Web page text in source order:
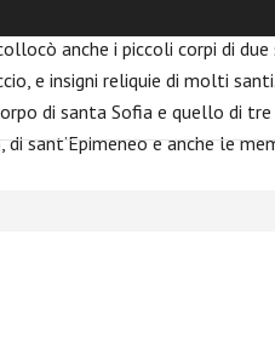
anche i piccoli corpi di due
e insigni reliquie di molti
di santa Sofia e quello di tre
sant’Epimeneo e anche le